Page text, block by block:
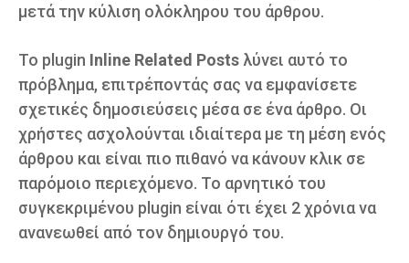
μετά την κύλιση ολόκληρου του άρθρου.
Το plugin Inline Related Posts λύνει αυτό το
πρόβλημα, επιτρέποντάς σας να εμφανίσετε
σχετικές δημοσιεύσεις μέσα σε ένα άρθρο. Οι
χρήστες ασχολούνται ιδιαίτερα με τη μέση ενός
άρθρου και είναι πιο πιθανό να κάνουν κλικ σε
παρόμοιο περιεχόμενο. Το αρνητικό του
συγκεκριμένου plugin είναι ότι έχει 2 χρόνια να
ανανεωθεί από τον δημιουργό του.